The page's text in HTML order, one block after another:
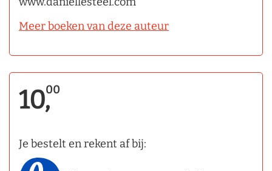
Meer boeken van deze auteur
10,00
Je bestelt en rekent af bij: